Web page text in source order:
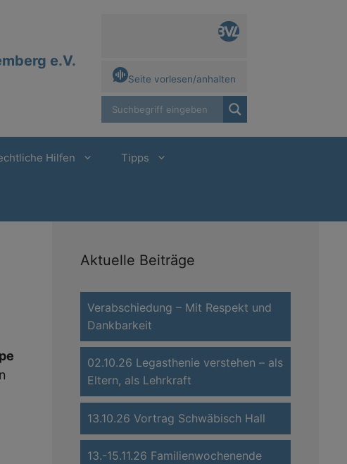
e.V.
Seite vorlesen/anhalten
Hilfen Tipps
Aktuelle Beiträge
Verabschiedung – Mit Respekt und
Dankbarkeit
02.10.26 Legasthenie verstehen – als
Eltern, als Lehrkraft
13.10.26 Vortrag Schwäbisch Hall
13.-15.11.26 Familienwochenende